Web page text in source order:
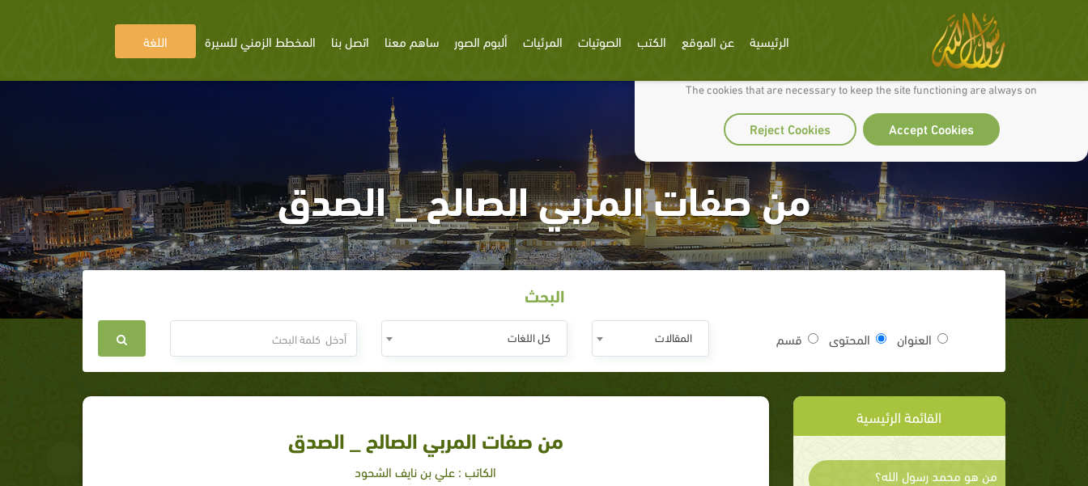
We use cookies to make our site work well for you and so we can continually improve it.
The cookies that are necessary to keep the site functioning are always on
Accept Cookies
Reject Cookies
الرئيسية عن الموقع الكتب الصوتيات المرئيات ألبوم الصور ساهم معنا اتصل بنا المخطط الزمني للسيرة اللغة
من صفات المربي الصالح _ الصدق
البحث
العنوان المحتوى قسم المقالات كل اللغات
القائمة الرئيسية
من هو محمد رسول الله؟
من صفات المربي الصالح _ الصدق
الكاتب : علي بن نايف الشحود